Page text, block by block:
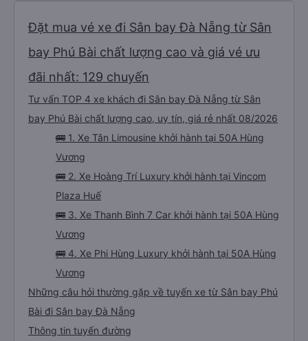
Đặt mua vé xe đi Sân bay Đà Nẵng từ Sân
bay Phú Bài chất lượng cao và giá vé ưu
đãi nhất: 129 chuyến
Tư vấn TOP 4 xe khách đi Sân bay Đà Nẵng từ Sân
bay Phú Bài chất lượng cao, uy tín, giá rẻ nhất 08/2026
🚌 1. Xe Tân Limousine khởi hành tại 50A Hùng
Vương
🚌 2. Xe Hoàng Trí Luxury khởi hành tại Vincom
Plaza Huế
🚌 3. Xe Thanh Bình 7 Car khởi hành tại 50A Hùng
Vương
🚌 4. Xe Phi Hùng Luxury khởi hành tại 50A Hùng
Vương
Những câu hỏi thường gặp về tuyến xe từ Sân bay Phú
Bài đi Sân bay Đà Nẵng
Thông tin tuyến đường